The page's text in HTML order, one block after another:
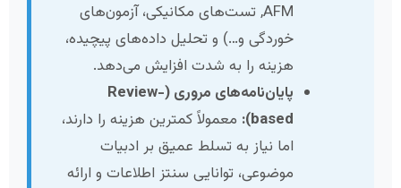
AFM, تست‌های مکانیکی، آزمون‌های
خوردگی و…) و تحلیل داده‌های پیچیده،
هزینه را به شدت افزایش می‌دهد.
پایان‌نامه‌های مروری (Review-
based):
معمولاً کمترین هزینه را دارند،
اما نیاز به تسلط عمیق بر ادبیات
موضوعی، توانایی سنتز اطلاعات و ارائه